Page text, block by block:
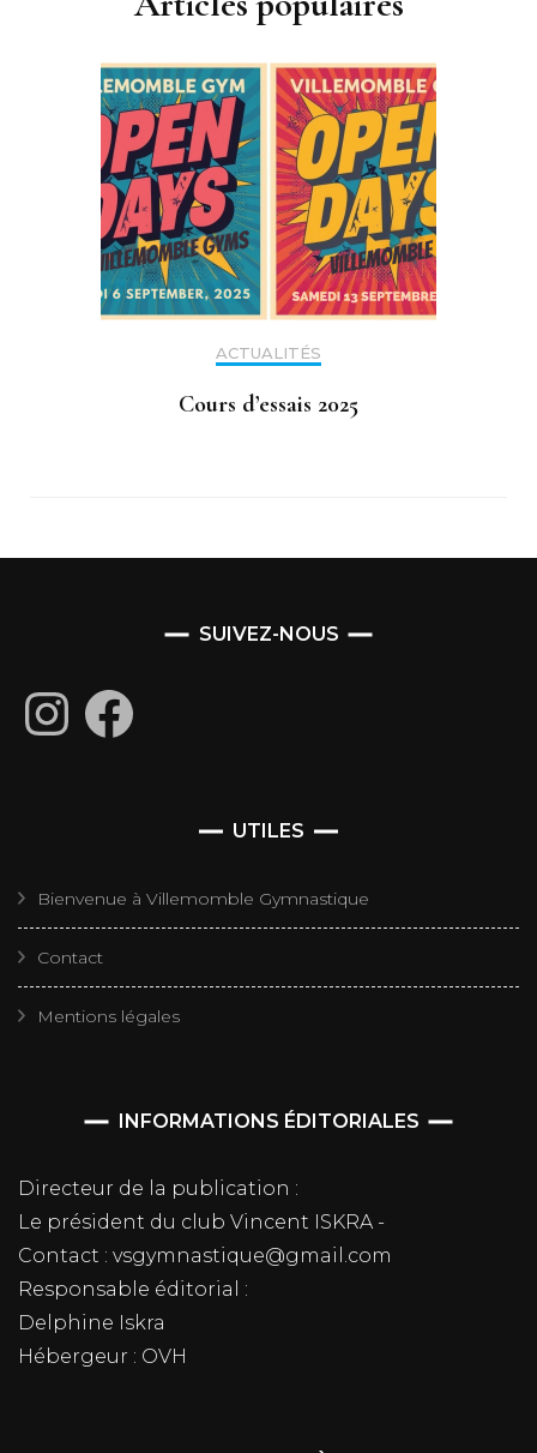
ACTUALITÉS
Cours d’essais 2025
SUIVEZ-NOUS
InstagramFacebook
UTILES
Bienvenue à Villemomble Gymnastique
Contact
Mentions légales
INFORMATIONS ÉDITORIALES
Directeur de la publication :
Le président du club Vincent ISKRA -
Contact : vsgymnastique@gmail.com
Responsable éditorial :
Delphine Iskra
Hébergeur : OVH